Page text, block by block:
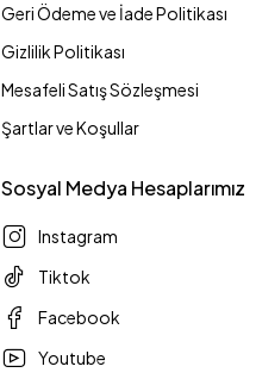
Geri Ödeme ve İade Politikası
Gizlilik Politikası
Mesafeli Satış Sözleşmesi
Şartlar ve Koşullar
Sosyal Medya Hesaplarımız
Instagram
Tiktok
Facebook
Youtube